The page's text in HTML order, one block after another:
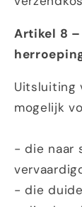
Artikel 8
Uitsluiting
mogelijk
- die naar
- die